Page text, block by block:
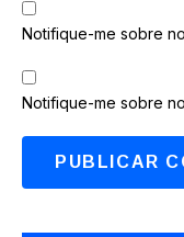
Notifique-me sobre
Notifique-me sobre